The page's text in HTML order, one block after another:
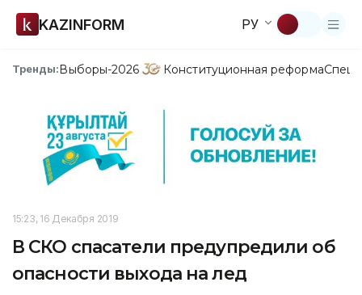
KAZINFORM РУ
Тренды:Выборы-2026 Конституционная реформа
15:23, 16 Декабря 2019
В СКО спасатели предупредили об
опасности выхода на лед